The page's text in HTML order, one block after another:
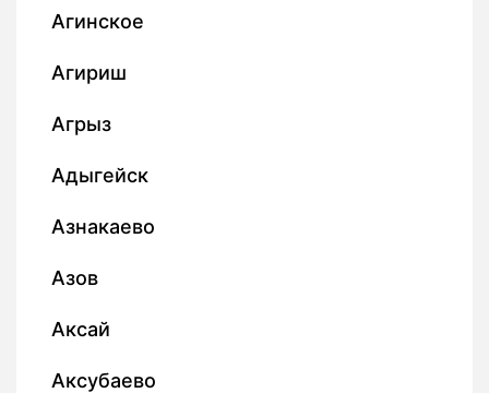
Агинское
Агириш
Агрыз
Адыгейск
Азнакаево
Азов
Аксай
Аксубаево